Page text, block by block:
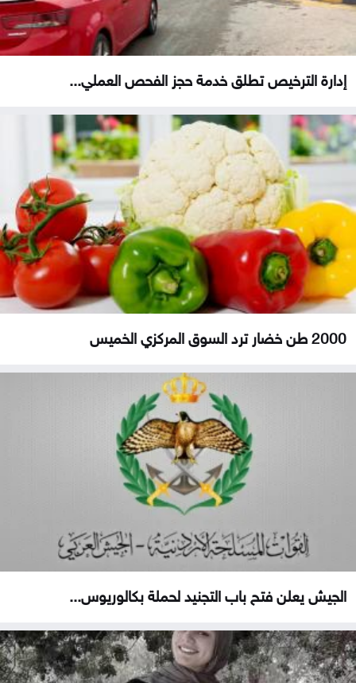
إدارة الترخيص تطلق خدمة حجز الفحص العملي...
2000 طن خضار ترد السوق المركزي الخميس
الجيش يعلن فتح باب التجنيد لحملة بكالوريوس...